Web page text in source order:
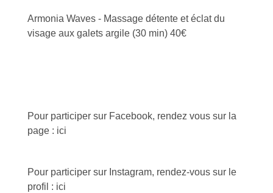
Armonia Waves - Massage détente et éclat du
visage aux galets argile (30 min) 40€
Pour participer sur Facebook, rendez vous sur la
page : ici
Pour participer sur Instagram, rendez-vous sur le
profil : ici